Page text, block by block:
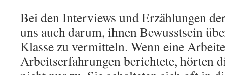
Bei den Interviews und Erzählungen
uns auch darum, ihnen Bewusstsein
Klasse zu vermitteln. Wenn eine
Arbeitserfahrungen berichtete, hörten